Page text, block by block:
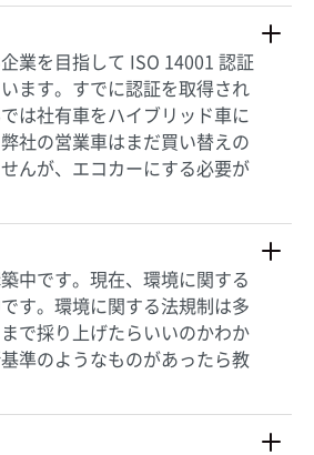
業を目指して ISO 14001 認証
ます。すでに認証を取得され
は社有車をハイブリッド車に
社の営業車はまだ買い替えの
んが、エコカーにする必要が
中です。現在、環境に関する
す。環境に関する法規制は多
で採り上げたらいいのかわか
準のようなものがあったら教